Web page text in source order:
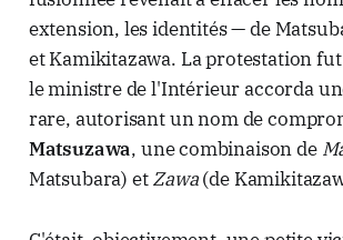
extension, les identités — de
et Kamikitazawa. La protestation
le ministre de l'Intérieur accorda
rare, autorisant un nom de
Matsuzawa, une combinaison de
Matsubara) etZawa(de